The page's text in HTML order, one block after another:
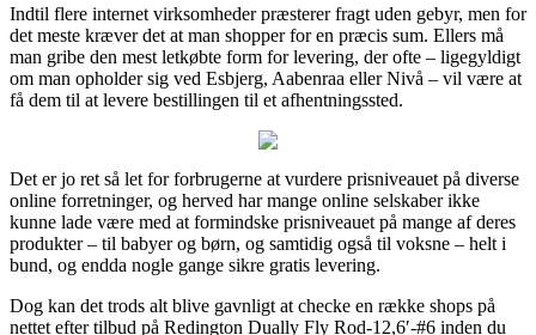
Indtil flere internet virksomheder præsterer fragt uden gebyr, men for
det meste kræver det at man shopper for en præcis sum. Ellers må
man gribe den mest letkøbte form for levering, der ofte – ligegyldigt
om man opholder sig ved Esbjerg, Aabenraa eller Nivå – vil være at
få dem til at levere bestillingen til et afhentningssted.
Det er jo ret så let for forbrugerne at vurdere prisniveauet på diverse
online forretninger, og herved har mange online selskaber ikke
kunne lade være med at formindske prisniveauet på mange af deres
produkter – til babyer og børn, og samtidig også til voksne – helt i
bund, og endda nogle gange sikre gratis levering.
Dog kan det trods alt blive gavnligt at checke en række shops på
nettet efter tilbud på Redington Dually Fly Rod-12,6′-#6 inden du